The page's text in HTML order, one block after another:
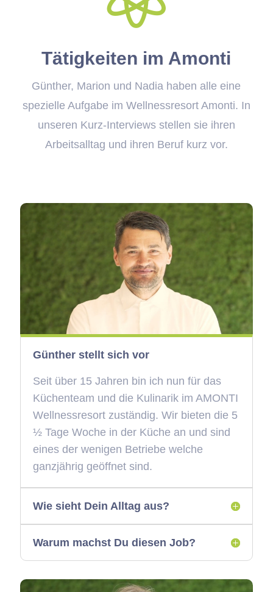
Tätigkeiten im Amonti
Günther, Marion und Nadia haben alle eine
spezielle Aufgabe im Wellnessresort Amonti. In
unseren Kurz-Interviews stellen sie ihren
Arbeitsalltag und ihren Beruf kurz vor.
Günther stellt sich vor
Seit über 15 Jahren bin ich nun für das
Küchenteam und die Kulinarik im AMONTI
Wellnessresort zuständig. Wir bieten die 5
½ Tage Woche in der Küche an und sind
eines der wenigen Betriebe welche
ganzjährig geöffnet sind.
Wie sieht Dein Alltag aus?
Warum machst Du diesen Job?